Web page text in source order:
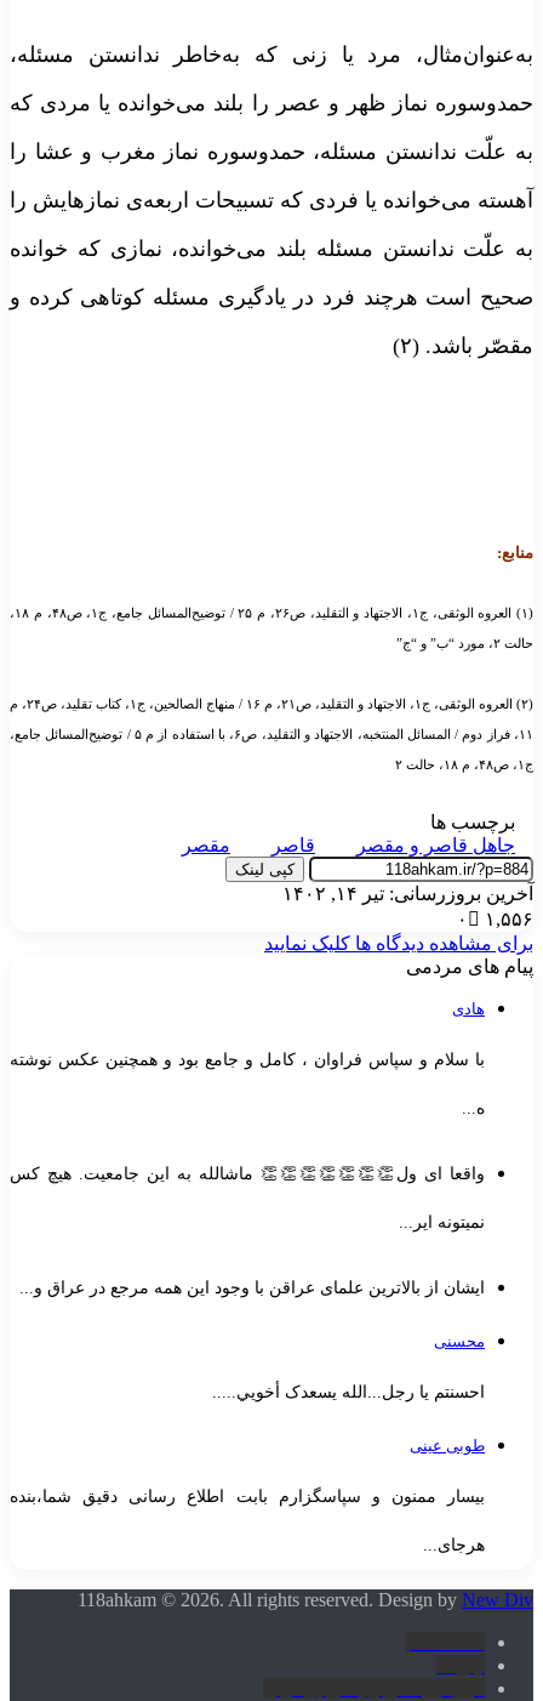
مرد یا زنی که به‌خاطر ندانستن مسئله،
نماز ظهر و عصر را بلند می‌خوانده یا مردی که
علّت ندانستن مسئله، حمدوسوره نماز مغرب و عشا را
می‌خوانده یا فردی که تسبیحات اربعه‌ی نمازهایش را
علّت ندانستن مسئله بلند می‌خوانده، نمازی که خوانده
است هرچند فرد در یادگیری مسئله کوتاهی کرده و
باشد. (۲)
(۱) العروه الوثقی، ج۱، الاجتهاد و التقلید، ص۲۶، م ۲۵ / توضیح‌المسائل جامع، ج۱، ص۴۸، م ۱۸،
۲، مورد “ب” و “ج”
(۲) العروه الوثقی، ج۱، الاجتهاد و التقلید، ص۲۱، م ۱۶ / منهاج الصالحین، ج۱، کتاب تقلید، ص۲۴، م
۱۱، فراز دوم / المسائل المنتخبه، الاجتهاد و التقلید، ص۶، با استفاده از م ۵ / توضیح‌المسائل جامع،
برچسب ها
جاهل قاصر و مقصر
قاصر مقصر
کپی لینک
بروزرسانی: تیر ۱۴, ۱۴۰۲
۰
مشاهده دیدگاه ها کلیک نمایید
های مردمی
هادی
با سلام و سپاس فراوان ، کامل و جامع بود و همچنین عکس نوشته
ه...
واقعا ای ول👏👏👏👏👏👏👏 ماشالله به این جامعیت. هیچ کس
نمیتونه ایر...
ایشان از بالاترین علمای عراقن با وجود این همه مرجع در عراق و...
محسنی
احسنتم یا رجل...الله یسعدک أخويي.....
طوبی عینی
بیسار ممنون و سپاسگزارم بابت اطلاع رسانی دقیق شما،بنده
هرجای...
118ahkam © 2026. All rights reserved. Design byNew